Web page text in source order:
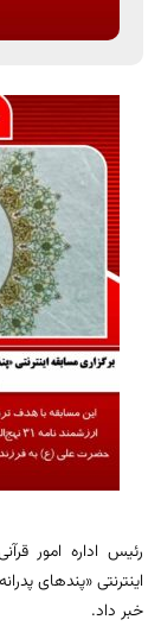
رئیس اداره امور
خبر داد.